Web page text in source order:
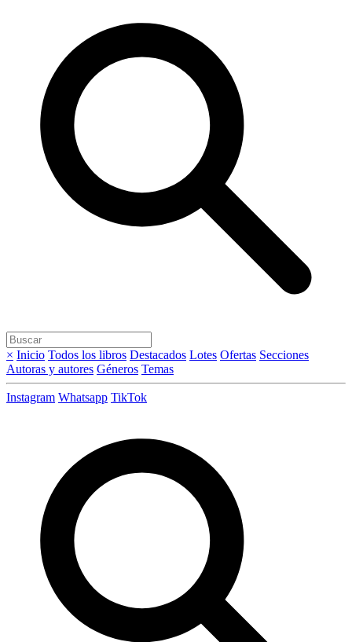
× Inicio Todos los libros Destacados Lotes Ofertas Secciones
Autoras y autores Géneros Temas
Instagram Whatsapp TikTok